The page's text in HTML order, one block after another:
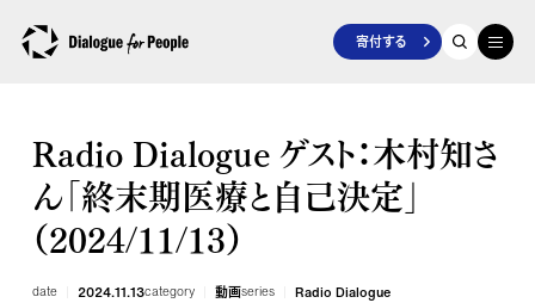
寄付する
Radio Dialogue ゲスト：木村知さ
ん「終末期医療と自己決定」
（2024/11/13）
date 2024.11.13category 動画series Radio Dialogue